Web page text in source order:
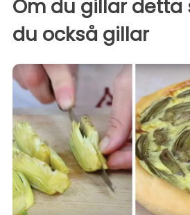
Om du gillar detta
du också gillar